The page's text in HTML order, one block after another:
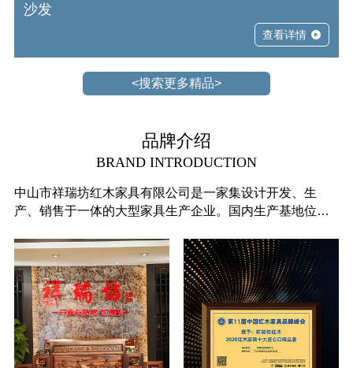
沙发
查看详情
<搜索更多精品>
品牌介绍
BRAND INTRODUCTION
中山市祥瑞坊红木家具有限公司是一家集设计开发、生
产、销售于一体的大型家具生产企业。国内生产基地位于